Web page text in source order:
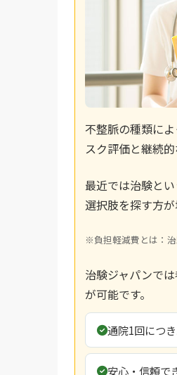
不整脈の種類に
スク評価と継続
最近では治験と
選択肢を探す方が
※負担軽減費とは：治
治験ジャパンで
が可能です。
通院1回につき
安心・信頼で